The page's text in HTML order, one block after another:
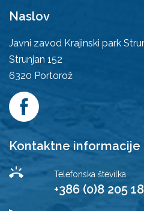
Naslov
Javni zavod Krajinski park
Strunjan 152
6320 Portorož
Kontaktne informacije
Telefonska številka
+386 (0)8 205